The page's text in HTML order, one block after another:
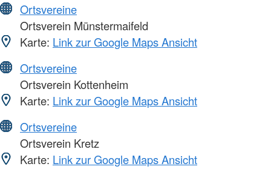
Ortsvereine
Ortsverein Münstermaifeld
Karte: Link zur Google Maps Ansicht
Ortsvereine
Ortsverein Kottenheim
Karte: Link zur Google Maps Ansicht
Ortsvereine
Ortsverein Kretz
Karte: Link zur Google Maps Ansicht